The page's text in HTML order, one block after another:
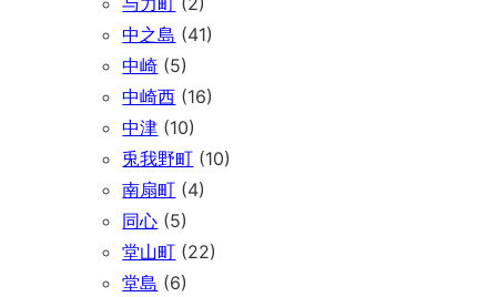
中之島 (41)
中崎 (5)
中崎西 (16)
中津 (10)
兎我野町 (10)
南扇町 (4)
同心 (5)
堂山町 (22)
堂島 (6)